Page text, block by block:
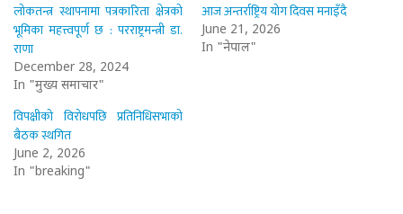
लोकतन्त्र स्थापनामा पत्रकारिता क्षेत्रको
भूमिका महत्त्वपूर्ण छ : परराष्ट्रमन्त्री डा.
राणा
December 28, 2024
In "मुख्य समाचार"
आज अन्तर्राष्ट्रिय योग दिवस मनाइँदै
June 21, 2026
In "नेपाल"
विपक्षीको विरोधपछि प्रतिनिधिसभाको
बैठक स्थगित
June 2, 2026
In "breaking"